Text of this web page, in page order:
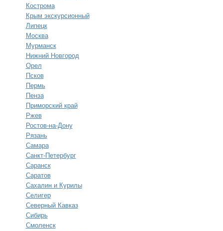
Кострома
Крым экскурсионный
Липецк
Москва
Мурманск
Нижний Новгород
Орел
Псков
Пермь
Пенза
Приморский край
Ржев
Ростов-на-Дону
Рязань
Самара
Санкт-Петербург
Саранск
Саратов
Сахалин и Курилы
Селигер
Северный Кавказ
Сибирь
Смоленск